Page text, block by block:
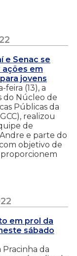
e Senac se
ações em
jovens
(13), a
do Núcleo de
Públicas da
realizou
de
e parte do
objetivo de
em prol da
sábado
Pracinha da